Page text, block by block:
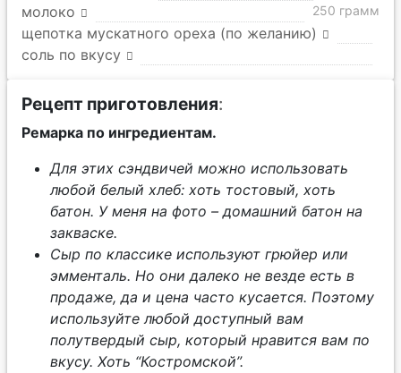
молоко 250 грамм
щепотка мускатного ореха (по желанию)
соль по вкусу
Рецепт приготовления:
Ремарка по ингредиентам.
Для этих сэндвичей можно использовать
любой белый хлеб: хоть тостовый, хоть
батон. У меня на фото – домашний батон на
закваске.
Сыр по классике используют грюйер или
эмменталь. Но они далеко не везде есть в
продаже, да и цена часто кусается. Поэтому
используйте любой доступный вам
полутвердый сыр, который нравится вам по
вкусу. Хоть “Костромской”.